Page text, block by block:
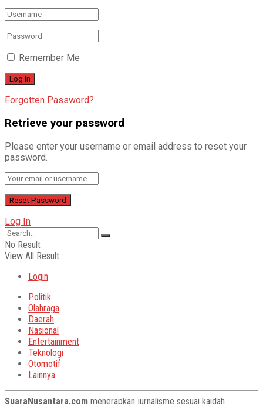
Remember Me
Forgotten Password?
Retrieve your password
Please enter your username or email address to reset your
password.
Log In
No Result
View All Result
Login
Politik
Olahraga
Daerah
Nasional
Entertainment
Teknologi
Otomotif
Lainnya
SuaraNusantara.com menerapkan jurnalisme sesuai kaidah